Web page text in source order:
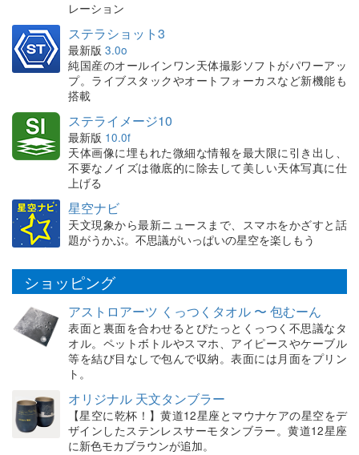
レーション
ステラショット3
最新版 3.0o
純国産のオールインワン天体撮影ソフトがパワーアッ
プ。ライブスタックやオートフォーカスなど新機能も
搭載
ステライメージ10
最新版 10.0f
天体画像に埋もれた微細な情報を最大限に引き出し、
不要なノイズは徹底的に除去して美しい天体写真に仕
上げる
星空ナビ
天文現象から最新ニュースまで、スマホをかざすと話
題がうかぶ。不思議がいっぱいの星空を楽しもう
ショッピング
アストロアーツ くっつくタオル 〜 包むーん
表面と裏面を合わせるとぴたっとくっつく不思議なタ
オル。ペットボトルやスマホ、アイピースやケーブル
等を結び目なしで包んで収納。表面には月面をプリン
ト。
オリジナル 天文タンブラー
【星空に乾杯！】黄道12星座とマウナケアの星空をデ
ザインしたステンレスサーモタンブラー。黄道12星座
に新色モカブラウンが追加。